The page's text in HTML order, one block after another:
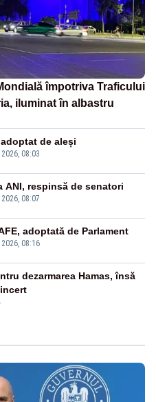
împotriva Traficului
iluminat în albastru
08:03
de aleși
08:07
ANI, respinsă de senatori
08:16
adoptată de Parlament
dezarmarea Hamas, însă